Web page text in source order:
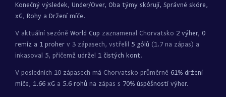
Konečný výsledek, Under/Over, Oba týmy skórují, Správné skóre,
xG, Rohy a Držení míče.
V aktuální sezóně World Cup zaznamenal Chorvatsko 2 výher, 0
remíz a 1 proher v 3 zápasech, vstřelil 5 gólů (1.7 na zápas) a
inkasoval 5, přičemž udržel 1 čistých kont.
V posledních 10 zápasech má Chorvatsko průměrně 61% držení
míče, 1.66 xG a 5.6 rohů na zápas s 70% úspěšností výher.